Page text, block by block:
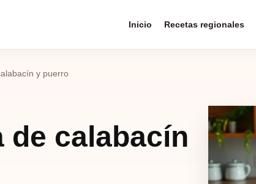
Inicio Recetas regionales
y puerro
de calabacín